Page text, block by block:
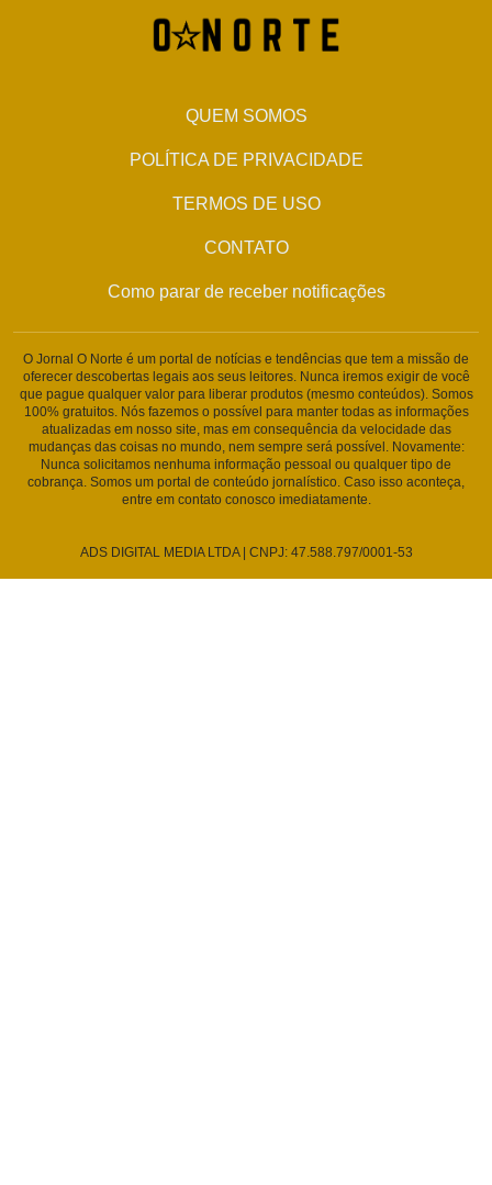
QUEM SOMOS
POLÍTICA DE PRIVACIDADE
TERMOS DE USO
CONTATO
Como parar de receber notificações
O Jornal O Norte é um portal de notícias e tendências que tem a missão de
oferecer descobertas legais aos seus leitores. Nunca iremos exigir de você
que pague qualquer valor para liberar produtos (mesmo conteúdos). Somos
100% gratuitos. Nós fazemos o possível para manter todas as informações
atualizadas em nosso site, mas em consequência da velocidade das
mudanças das coisas no mundo, nem sempre será possível. Novamente:
Nunca solicitamos nenhuma informação pessoal ou qualquer tipo de
cobrança. Somos um portal de conteúdo jornalístico. Caso isso aconteça,
entre em contato conosco imediatamente.
ADS DIGITAL MEDIA LTDA | CNPJ: 47.588.797/0001-53